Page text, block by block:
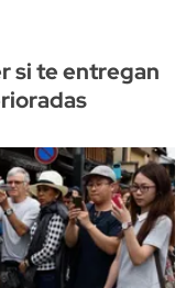
si te entregan